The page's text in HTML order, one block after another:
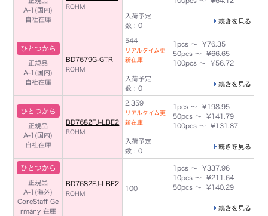
A-1(国内)
自社在庫
ROHM
入荷予定
数 : 0
続きを見る
ひとつから
正規品
A-1(国内)
自社在庫
BD7679G-GTR
ROHM
544
リアルタイム更
新在庫
入荷予定
数 : 0
1pcs ～ ¥76.35
50pcs ～ ¥66.65
100pcs ～ ¥56.72
続きを見る
ひとつから
正規品
A-1(国内)
自社在庫
BD7682FJ-LBE2
ROHM
2,359
リアルタイム更
新在庫
入荷予定
数 : 0
1pcs ～ ¥198.95
50pcs ～ ¥141.79
100pcs ～ ¥131.87
続きを見る
ひとつから
正規品
A-1(海外)
CoreStaff Ge
rmany 在庫
BD7682FJ-LBE2
ROHM
100
1pcs ～ ¥337.96
10pcs ～ ¥211.64
50pcs ～ ¥140.29
続きを見る